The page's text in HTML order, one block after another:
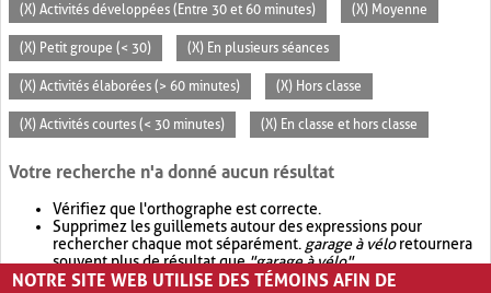
(X) Activités développées (Entre 30 et 60 minutes) (X) Moyenne
(X) Petit groupe (< 30) (X) En plusieurs séances
(X) Activités élaborées (> 60 minutes) (X) Hors classe
(X) Activités courtes (< 30 minutes) (X) En classe et hors classe
Votre recherche n'a donné aucun résultat
Vérifiez que l'orthographe est correcte.
Supprimez les guillemets autour des expressions pour
rechercher chaque mot séparément. garage à véloretournera
souvent plus de résultat que"garage à vélo".
Envisagez d'élargir votre recherche avec OR.garage OR vélo
NOTRE SITE WEB UTILISE DES TÉMOINS AFIN DE